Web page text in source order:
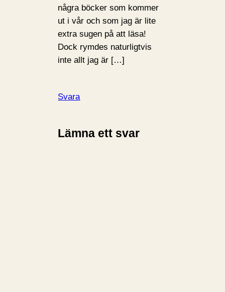
några böcker som kommer
ut i vår och som jag är lite
extra sugen på att läsa!
Dock rymdes naturligtvis
inte allt jag är […]
Svara
Lämna ett svar